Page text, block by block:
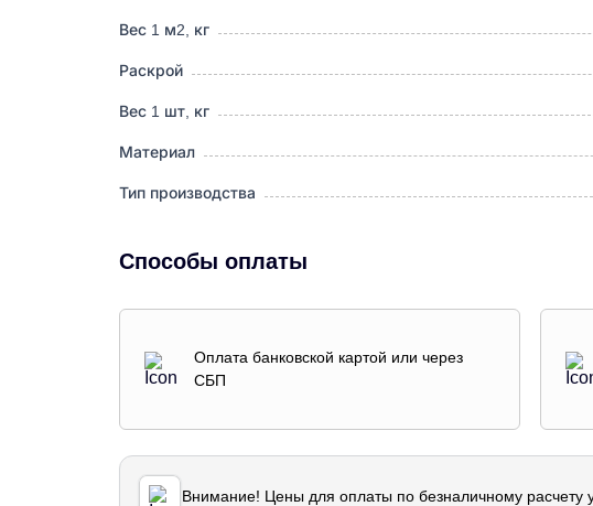
Вес 1 м2, кг
Раскрой
Вес 1 шт, кг
Материал
Тип производства
Способы оплаты
Оплата банковской картой или через
СБП
Внимание! Цены для оплаты по безналичному расчету